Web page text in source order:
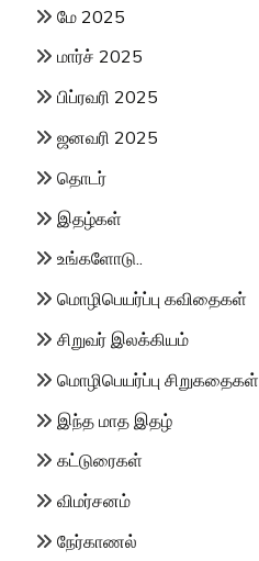
மே 2025
மார்ச் 2025
பிப்ரவரி 2025
ஜனவரி 2025
தொடர்
இதழ்கள்
உங்களோடு..
மொழிபெயர்ப்பு கவிதைகள்
சிறுவர் இலக்கியம்
மொழிபெயர்ப்பு சிறுகதைகள்
இந்த மாத இதழ்
கட்டுரைகள்
விமர்சனம்
நேர்காணல்